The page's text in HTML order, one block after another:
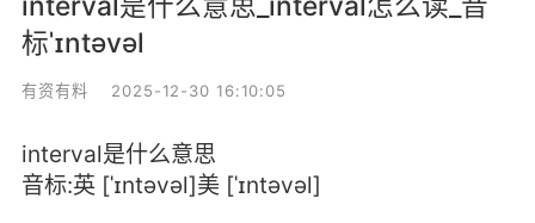
标ˈɪntəvəl
有资有料 2025-12-30 16:10:05
interval是什么意思
音标:英 [ˈɪntəvəl]美 [ˈɪntəvəl]